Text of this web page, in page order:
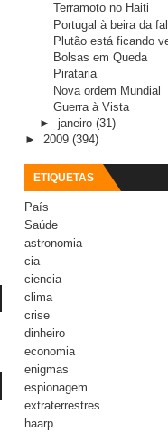
Terramoto no Haiti
Portugal à beira da
Plutão está ficando
Bolsas em Queda
Pirataria
Nova ordem Mundial
Guerra à Vista
► janeiro (31)
► 2009 (394)
ETIQUETAS
País
Saúde
astronomia
cia
ciencia
clima
crise
dinheiro
economia
enigmas
espionagem
extraterrestres
haarp